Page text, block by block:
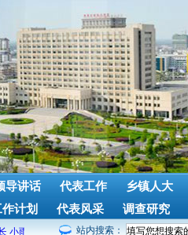
导讲话 代表工作 乡镇人大
计划 代表风采 调查研究
站内搜索：